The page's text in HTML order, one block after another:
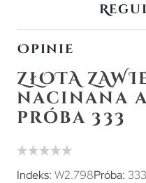
Opinie
ZŁOTA
nacinana
próba 333
Indeks: W2.798Próba: